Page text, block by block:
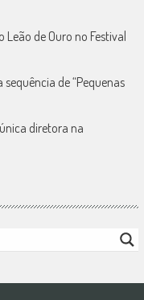
de Ouro no Festival
de “Pequenas
diretora na